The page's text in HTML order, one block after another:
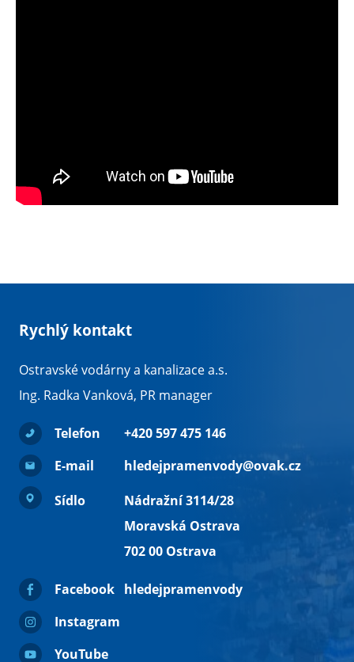
Rychlý kontakt
Ostravské vodárny a kanalizace a.s.
Ing. Radka Vanková, PR manager
Telefon
+420 597 475 146
E-mail
hledejpramenvody@ovak.cz
Sídlo
Nádražní 3114/28
Moravská Ostrava
702 00 Ostrava
Facebook
hledejpramenvody
Instagram
YouTube